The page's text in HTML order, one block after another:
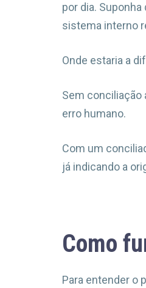
por dia.
sistema interno
Onde estaria a
Sem conciliação
erro humano.
Com um
já indicando a
Como
Para entender o